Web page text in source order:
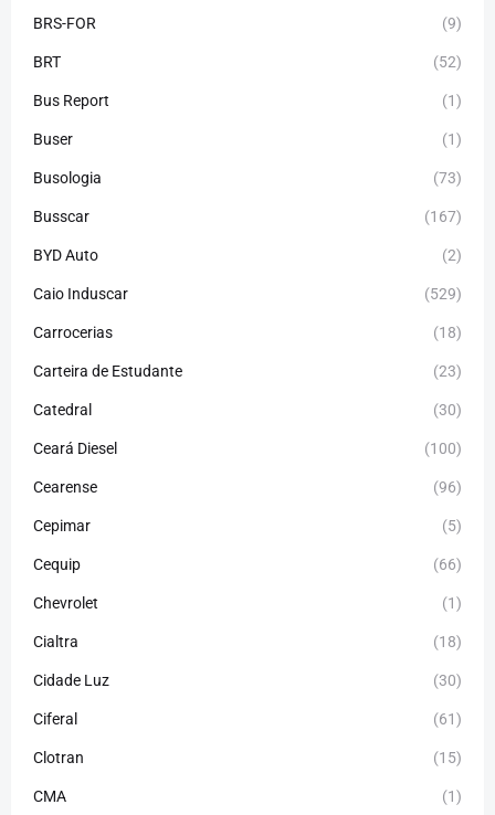
BRS-FOR (9)
BRT (52)
Bus Report (1)
Buser (1)
Busologia (73)
Busscar (167)
BYD Auto (2)
Caio Induscar (529)
Carrocerias (18)
Carteira de Estudante (23)
Catedral (30)
Ceará Diesel (100)
Cearense (96)
Cepimar (5)
Cequip (66)
Chevrolet (1)
Cialtra (18)
Cidade Luz (30)
Ciferal (61)
Clotran (15)
CMA (1)